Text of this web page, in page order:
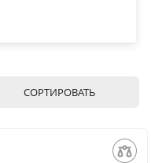
СОРТИРОВАТЬ